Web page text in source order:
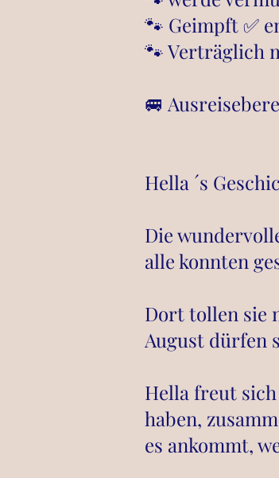
🐾 Geimpft ✅
🐾 Verträglich
🚐
Hella ´s
Die
alle konnten
Dort tollen sie
August dürfen
Hella freut
haben,
es ankommt,